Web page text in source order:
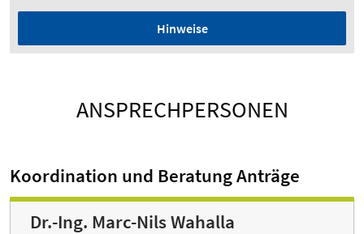
Hinweise
ANSPRECHPERSONEN
Koordination und Beratung Anträge
Dr.-Ing. Marc-Nils Wahalla